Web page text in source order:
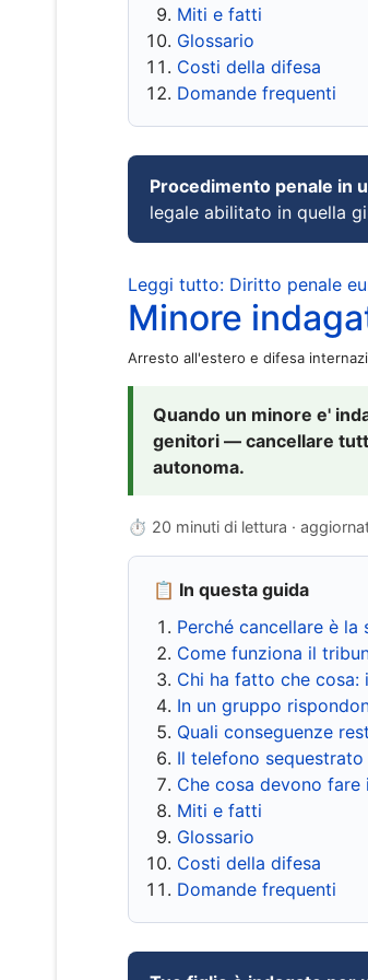
Miti e fatti
Glossario
Costi della difesa
Domande frequenti
Procedimento penale in
legale abilitato in quella
Leggi tutto: Diritto penale
Minore
Arresto all'estero e difesa
Quando un minore e'
genitori — cancellare
autonoma.
⏱ 20 minuti di lettura ·
📋 In questa guida
Perché cancellare è la
Come funziona il
Chi ha fatto che
In un gruppo
Quali conseguenze
Il telefono sequestrato
Che cosa devono fare
Miti e fatti
Glossario
Costi della difesa
Domande frequenti